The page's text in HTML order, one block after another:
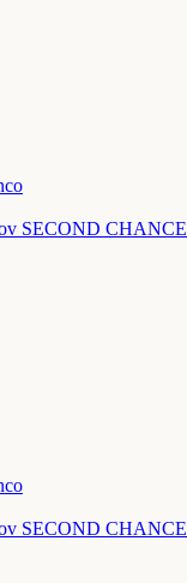
SECOND CHANCE
SECOND CHANCE